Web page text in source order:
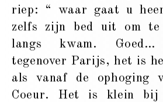
riep: “ waar gaat u
zelfs zijn bed uit om
langs kwam.
tegenover Parijs, het is
als vanaf de ophoging
Coeur. Het is klein bij